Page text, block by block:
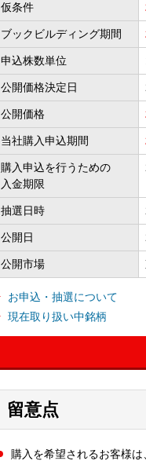
仮条件
ブックビルディング期間
申込株数単位
公開価格決定日
公開価格
当社購入申込期間
購入申込を行うための
入金期限
抽選日時
公開日
公開市場
お申込・抽選について
現在取り扱い中銘柄
留意点
購入を希望されるお客様